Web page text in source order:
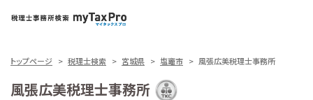
トップページ 税理士検索 宮城県 塩竈市 風張広美税理士事務所
風張広美税理士事務所